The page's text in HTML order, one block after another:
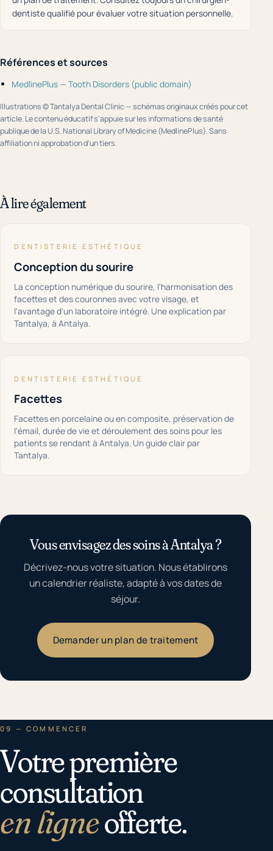
dentiste qualifié pour évaluer votre situation personnelle.
Références et sources
MedlinePlus — Tooth Disorders (public domain)
Illustrations © Tantalya Dental Clinic — schémas originaux créés pour cet
article. Le contenu éducatif s'appuie sur les informations de santé
publique de la U.S. National Library of Medicine (MedlinePlus). Sans
affiliation ni approbation d'un tiers.
À lire également
DENTISTERIE ESTHÉTIQUE
Conception du sourire
La conception numérique du sourire, l'harmonisation des
facettes et des couronnes avec votre visage, et
l'avantage d'un laboratoire intégré. Une explication par
Tantalya, à Antalya.
DENTISTERIE ESTHÉTIQUE
Facettes
Facettes en porcelaine ou en composite, préservation de
l'émail, durée de vie et déroulement des soins pour les
patients se rendant à Antalya. Un guide clair par
Tantalya.
Vous envisagez des soins à Antalya ?
Décrivez-nous votre situation. Nous établirons
un calendrier réaliste, adapté à vos dates de
séjour.
Demander un plan de traitement
09 — COMMENCER
Votre première
consultation
en ligneofferte.